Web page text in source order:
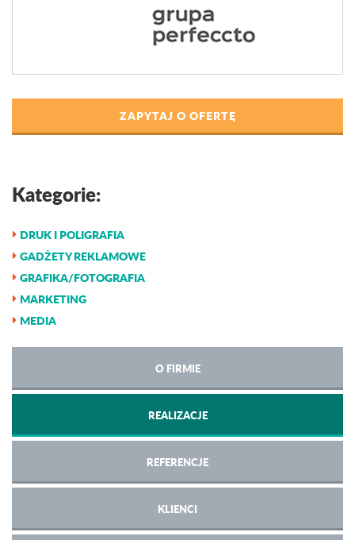
ZAPYTAJ O OFERTĘ
Kategorie:
DRUK I POLIGRAFIA
GADŻETY REKLAMOWE
GRAFIKA/FOTOGRAFIA
MARKETING
MEDIA
O FIRMIE
REALIZACJE
REFERENCJE
KLIENCI